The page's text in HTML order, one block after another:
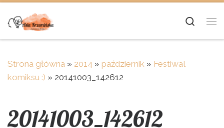
Skip to content
Strona główna » 2014 » październik » Festiwal
komiksu :) » 20141003_142612
20141003_142612